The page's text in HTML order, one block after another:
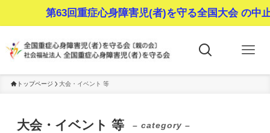
第63回重症心身障害児(者)を守る全国大会 の中止
トップページ 大会・イベント 等
大会・イベント 等 – category –